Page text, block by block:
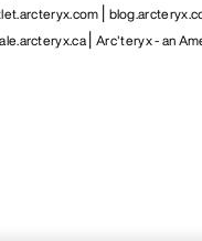
Arc'teryx - an